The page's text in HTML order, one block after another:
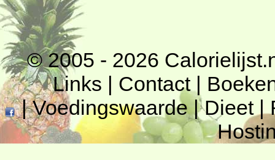
© 2005 - 2026
Links | Contact|
|Voedingswaarde|Dieet|